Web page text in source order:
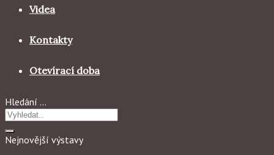
Videa
Kontakty
Otevírací doba
Hledání …
Nejnovější výstavy